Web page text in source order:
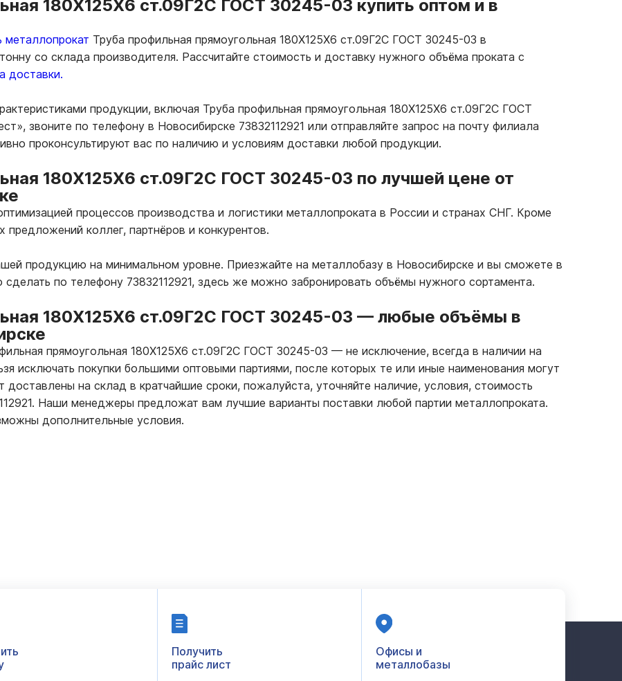
180Х125Х6 ст.09Г2С ГОСТ 30245-03 купить оптом и в
металлопрокат Труба профильная прямоугольная 180Х125Х6 ст.09Г2С ГОСТ 30245-03 в
со склада производителя. Рассчитайте стоимость и доставку нужного объёма проката с
доставки.
продукции, включая Труба профильная прямоугольная 180Х125Х6 ст.09Г2С ГОСТ
звоните по телефону в Новосибирске 73832112921 или отправляйте запрос на почту филиала
проконсультируют вас по наличию и условиям доставки любой продукции.
180Х125Х6 ст.09Г2С ГОСТ 30245-03 по лучшей цене от
процессов производства и логистики металлопроката в России и странах СНГ. Кроме
предложений коллег, партнёров и конкурентов.
продукцию на минимальном уровне. Приезжайте на металлобазу в Новосибирске и вы сможете в
по телефону 73832112921, здесь же можно забронировать объёмы нужного сортамента.
180Х125Х6 ст.09Г2С ГОСТ 30245-03 — любые объёмы в
прямоугольная 180Х125Х6 ст.09Г2С ГОСТ 30245-03 — не исключение, всегда в наличии на
исключать покупки большими оптовыми партиями, после которых те или иные наименования могут
доставлены на склад в кратчайшие сроки, пожалуйста, уточняйте наличие, условия, стоимость
Наши менеджеры предложат вам лучшие варианты поставки любой партии металлопроката.
дополнительные условия.
Получить
прайс лист
Офисы и
металлобазы